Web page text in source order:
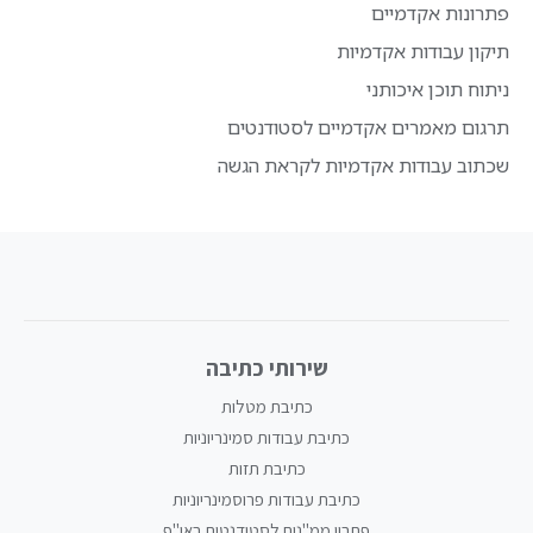
פתרונות אקדמיים
תיקון עבודות אקדמיות
ניתוח תוכן איכותני
תרגום מאמרים אקדמיים לסטודנטים
שכתוב עבודות אקדמיות לקראת הגשה
שירותי כתיבה
כתיבת מטלות
כתיבת עבודות סמינריוניות
כתיבת תזות
כתיבת עבודות פרוסמינריוניות